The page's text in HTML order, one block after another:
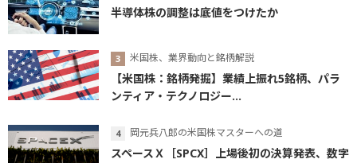
半導体株の調整は底値をつけたか
米国株、業界動向と銘柄解説
【米国株：銘柄発掘】業績上振れ5銘柄、パラ
ンティア・テクノロジー...
岡元兵八郎の米国株マスターへの道
スペースＸ［SPCX］上場後初の決算発表、数字